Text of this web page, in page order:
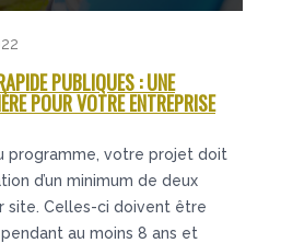
PUBLIQUES : UNE
POUR VOTRE ENTREPRISE
programme, votre projet doit
d’un minimum de deux
site. Celles-ci doivent être
au moins 8 ans et